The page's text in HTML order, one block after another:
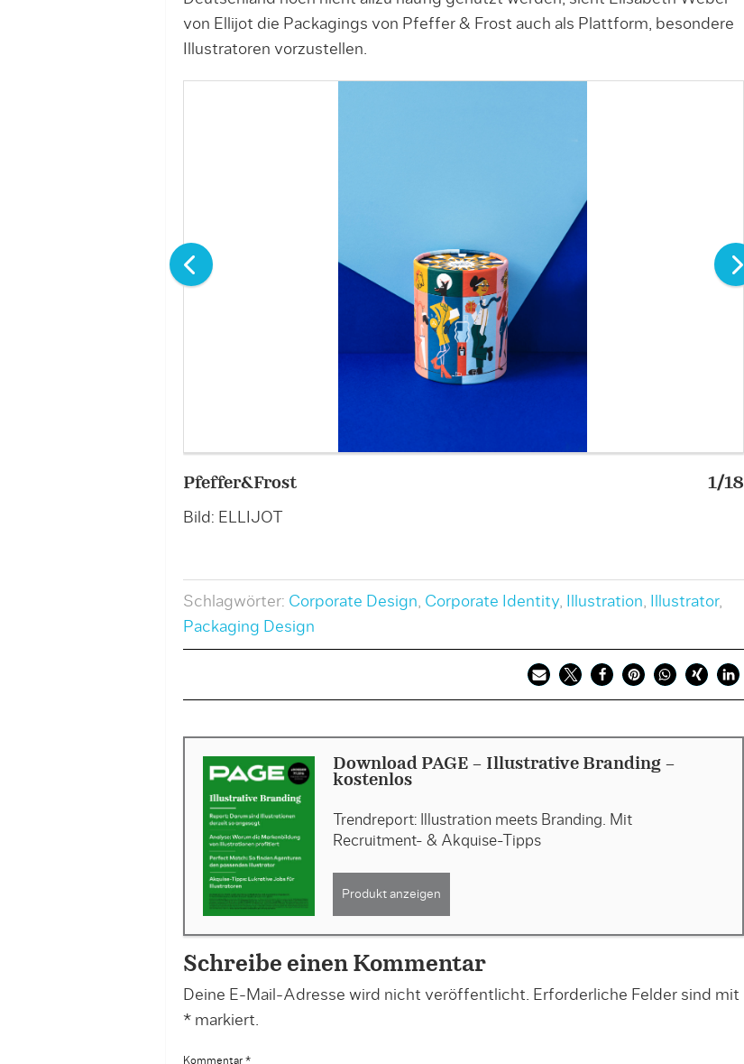
von Ellijot die Packagings von Pfeffer & Frost auch als Plattform, besondere
Illustratoren vorzustellen.
Pfeffer&Frost
Bild: ELLIJOT
1/18
Schlagwörter: Corporate Design, Corporate Identity, Illustration, Illustrator,
Packaging Design
Download PAGE - Illustrative Branding -
kostenlos
Trendreport: Illustration meets Branding. Mit
Recruitment- & Akquise-Tipps
Produkt anzeigen
Schreibe einen Kommentar
Deine E-Mail-Adresse wird nicht veröffentlicht. Erforderliche Felder sind mit
*markiert.
Kommentar *